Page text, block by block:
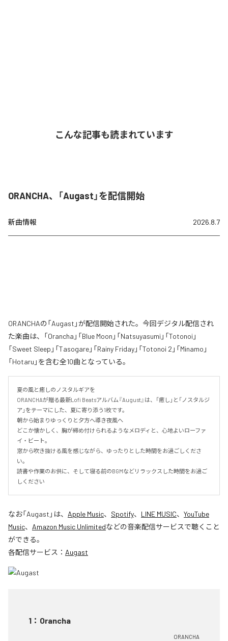
こんな記事も読まれています
ORANCHA、「Augast」を配信開始
新曲情報 2026.8.7
ORANCHAの「Augast」が配信開始された。今回デジタル配信され
た楽曲は、「Orancha」「Blue Moon」「Natsuyasumi」「Totonoi」
「Sweet Sleep」「Tasogare」「Rainy Friday」「Totonoi 2」「Minamo」
「Hotaru」を含む全10曲となっている。
夏の風と癒しのノスタルギアを
ORANCHAが贈る最新Lofi Beatsアルバム『August』は、「癒し」と「ノスタルジ
ア」をテーマにした、夏に寄り添う1枚です。
朝から始まりゆっくりと夕方へ導き夜風へ
どこか懐かしく、胸が締め付けられるようなメロディと、心地よいローファ
イ・ビート。
窓から吹き抜ける風を感じながら、ゆったりとした時間をお過ごしくださ
い。
読書や作業のお供に、そして寝る前のBGMなどリラックスした時間をお過ご
しください
なお「Augast 」は、 Apple Music、 Spotify、 LINE MUSIC、 YouTube
Music、 Amazon Music Unlimitedなどの音楽配信サービスで聴くこと
ができる。
各配信サービス： Augast
1 ： Orancha
ORANCHA